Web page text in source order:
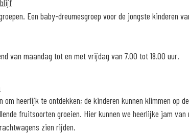
Een baby-dreumesgroep voor de jongste kinderen
van maandag tot en met vrijdag van 7.00 tot 18.00 uur.
om heerlijk te ontdekken; de kinderen kunnen klimmen op
fruitsoorten groeien. Hier kunnen we heerlijke jam
zien rijden.